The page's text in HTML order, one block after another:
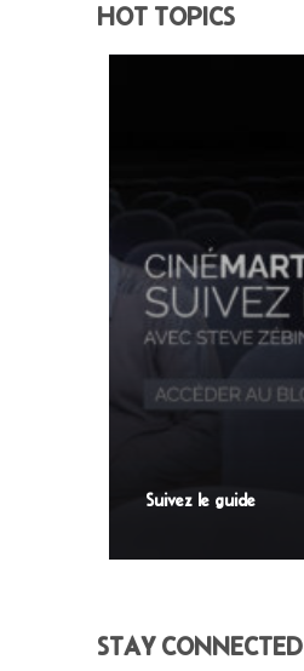
HOT TOPICS
Suivez le guide
STAY CONNECTED